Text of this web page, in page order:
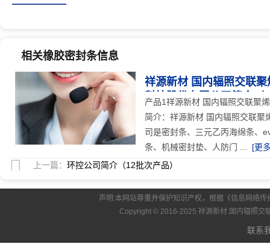
相关橡胶密封条信息
祥源新材 国内辐照交联
科技股份有限公司简介（
产品1祥源新材 国内辐照交联聚
简介：祥源新材 国内辐照交联
司是密封条、三元乙丙海绵条、
条、机械密封垫、人防门 ...
[更
上一篇： 环控公司简介（12批次产品）
声明:本网站尊重并保护知识产权，根据《信息网络
Copyright © 2016-2025 祥源新材 国内辐照交
联系